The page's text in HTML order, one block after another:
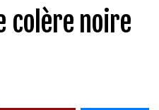
colère noire